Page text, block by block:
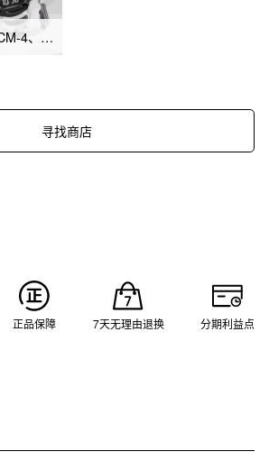
从左向右：BG-169CM-4、BG-169CM-2、BG-169CMB-8
寻找商店
正品保障 7天无理由退换 分期利益点